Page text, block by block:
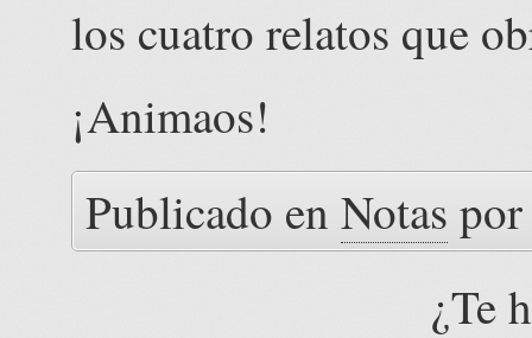
los cuatro relatos que
¡Animaos!
Publicado en Notas
¿Te